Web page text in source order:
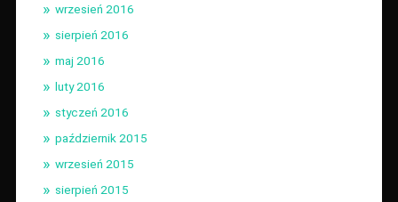
wrzesień 2016
sierpień 2016
maj 2016
luty 2016
styczeń 2016
październik 2015
wrzesień 2015
sierpień 2015